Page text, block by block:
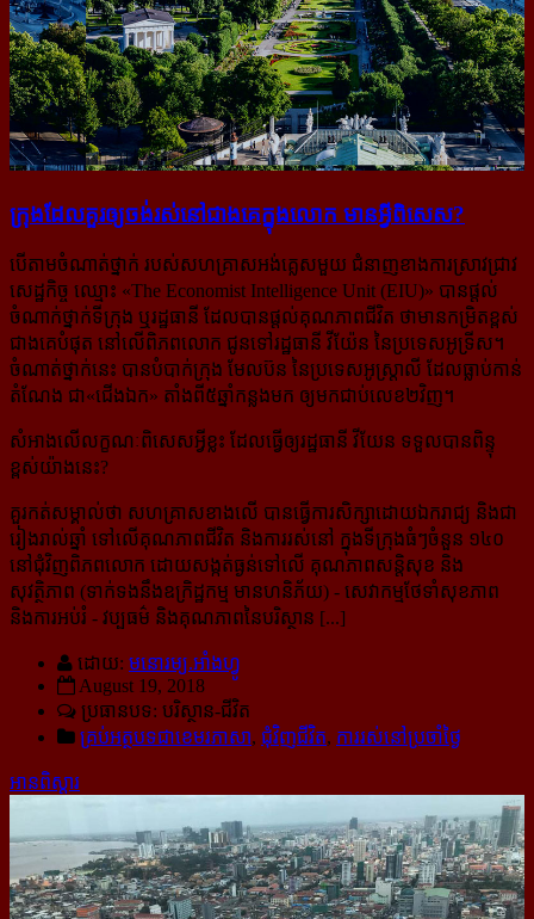
ក្រុង​ដែល​គួរ​ឲ្យ​ចង់​រស់នៅ​ជាង​គេ​ក្នុង​លោក មាន​អ្វី​ពិសេស?
បើតាមចំណាត់ថ្នាក់ របស់សហគ្រាសអង់គ្លេសមួយ ជំនាញ​ខាងការស្រាវជ្រាវ​
សេដ្ឋកិច្ច ឈ្មោះ «The Economist Intelligence Unit (EIU)» បានផ្ដល់
ចំណាក់ថ្នាក់​ទីក្រុង ឬរដ្ឋធានី ដែលបានផ្ដល់គុណភាពជីវិត ថាមានកម្រិតខ្ពស់
ជាងគេបំផុត នៅលើពិភពលោក ជូនទៅរដ្ឋធានី វីយ៉ែន នៃប្រទេសអូទ្រីស។
ចំណាត់ថ្នាក់នេះ បានបំបាក់ក្រុង មែលប៊ន នៃប្រទេសអូស្ត្រាលី ដែលធ្លាប់កាន់
តំណែង ជា«ជើងឯក» តាំងពី​៥ឆ្នាំ​កន្លងមក ឲ្យមកជាប់លេខ២វិញ។
សំអាងលើលក្ខណៈពិសេសអ្វីខ្លះ ដែលធ្វើឲ្យរដ្ឋធានី វីយែន ទទួលបានពិន្ទុ
ខ្ពស់យ៉ាងនេះ?
គួរកត់សម្គាល់ថា សហគ្រាសខាងលើ បានធ្វើការសិក្សាដោយឯករាជ្យ និងជា
រៀងរាល់ឆ្នាំ ទៅលើគុណភាពជីវិត និងការរស់នៅ ក្នុងទីក្រុងធំៗចំនួន ១៤០
នៅជុំវិញពិភពលោក ដោយសង្កត់ធ្ងន់ទៅលើ គុណភាព​សន្តិសុខ និង
សុវត្ថិភាព (ទាក់ទងនឹងឧក្រិដ្ឋកម្ម មានហនិភ័យ) - សេវាកម្មថែទាំសុខភាព
និងការអប់រំ - វប្បធម៌ និងគុណភាពនៃបរិស្ថាន [...]
ដោយ: មនោរម្យ.អាំងហ្វូ
August 19, 2018
ប្រធានបទ: បរិស្ថាន-​ជីវិត
គ្រប់អត្ថបទជាខេមរភាសា, ជុំវិញជីវិត, ការរស់នៅប្រចាំថ្ងៃ
អានពិស្ដារ